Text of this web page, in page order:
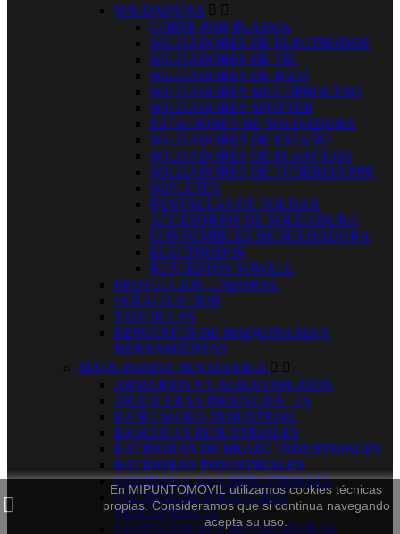
En MIPUNTOMOVIL utilizamos cookies técnicas
propias. Consideramos que si continua navegando
acepta su uso.
SOLDADURA  
CORTE POR PLASMA
SOLDADORES DE ELECTRODOS
SOLDADORES DE TIG
SOLDADORES DE HILO
SOLDADORES MULTIPROCESO
SOLDADORES SPOTTER
ESTACIONES DE SOLDADURA
SOLDADORES DE ESTAÑO
SOLDADORES DE PLASTICOS
SOLDADORES DE TUBERIAS PPR
SOPLETES
PANTALLAS DE SOLDAR
ACCESORIOS DE SOLDADURA
CONSUMIBLES DE SOLDADURA
ELECTRODOS
REPUESTOS SOWELL
PROTECCION LABORAL
SEÑALIZACION
TAQUILLAS
REPUESTOS DE MAQUINARIA Y
HERRAMIENTAS
MAQUINARIA HOSTELERIA  
ARMARIOS Y CALIENTAPLATOS
ARROCERAS INDUSTRIALES
BAÑO MARIA INDUSTRIAL
BASCULAS INDUSTRIALES
BATIDORAS DE BRAZO INDUSTRIALES
BATIDORAS INDUSTRIALES
COCINAS A GAS INDUSTRIALES
COCINAS DE INDUCCION
INDUSTRIALES
CORTADORAS Y ENVASADORAS